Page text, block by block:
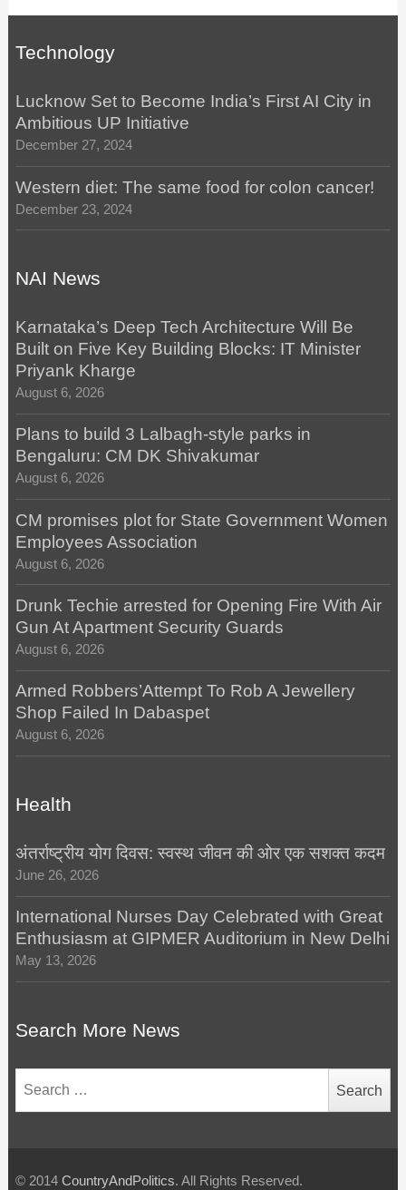
Technology
Lucknow Set to Become India’s First AI City in
Ambitious UP Initiative
December 27, 2024
Western diet: The same food for colon cancer!
December 23, 2024
NAI News
Karnataka’s Deep Tech Architecture Will Be
Built on Five Key Building Blocks: IT Minister
Priyank Kharge
August 6, 2026
Plans to build 3 Lalbagh-style parks in
Bengaluru: CM DK Shivakumar
August 6, 2026
CM promises plot for State Government Women
Employees Association
August 6, 2026
Drunk Techie arrested for Opening Fire With Air
Gun At Apartment Security Guards
August 6, 2026
Armed Robbers’Attempt To Rob A Jewellery
Shop Failed In Dabaspet
August 6, 2026
Health
अंतर्राष्ट्रीय योग दिवस: स्वस्थ जीवन की ओर एक सशक्त कदम
June 26, 2026
International Nurses Day Celebrated with Great
Enthusiasm at GIPMER Auditorium in New Delhi
May 13, 2026
Search More News
for:
© 2014 CountryAndPolitics. All Rights Reserved.